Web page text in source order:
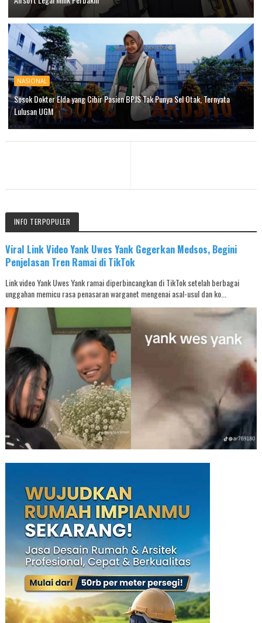
NASIONAL
Sosok Dokter Elda yang Cibir Pasien BPJS Tak Punya Sel Otak, Ternyata
Lulusan UGM
INFO TERPOPULER
Viral Link Video Yank Uwes Yank Gegerkan Medsos, Begini
Penjelasan Tren Ramai di TikTok
Link video Yank Uwes Yank ramai diperbincangkan di TikTok setelah berbagai
unggahan memicu rasa penasaran warganet mengenai asal-usul dan ko...